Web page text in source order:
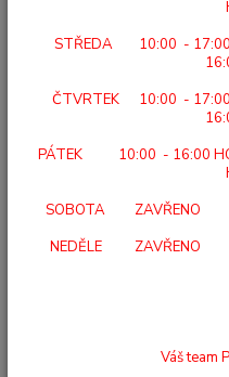
BEURER BM
STŘEDA 10:00 -
ČTVRTEK 10:00 -
PÁTEK 10:00 - 16:00
SOBOTA
NEDĚLE
Váš team